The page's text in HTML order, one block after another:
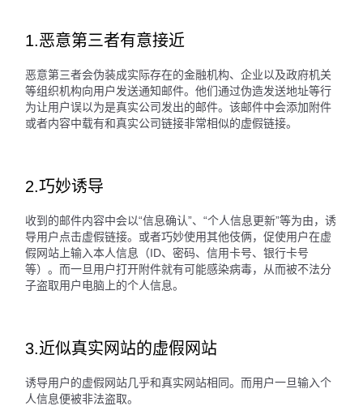
1.恶意第三者有意接近
恶意第三者会伪装成实际存在的金融机构、企业以及政府机关
等组织机构向用户发送通知邮件。他们通过伪造发送地址等行
为让用户误以为是真实公司发出的邮件。该邮件中会添加附件
或者内容中载有和真实公司链接非常相似的虚假链接。
2.巧妙诱导
收到的邮件内容中会以“信息确认”、“个人信息更新”等为由，诱
导用户点击虚假链接。或者巧妙使用其他伎俩，促使用户在虚
假网站上输入本人信息（ID、密码、信用卡号、银行卡号
等）。而一旦用户打开附件就有可能感染病毒，从而被不法分
子盗取用户电脑上的个人信息。
3.近似真实网站的虚假网站
诱导用户的虚假网站几乎和真实网站相同。而用户一旦输入个
人信息便被非法盗取。